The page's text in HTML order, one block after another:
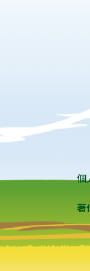
個
著